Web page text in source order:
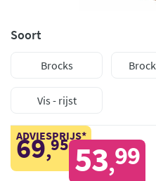
Soort
Brocks
Vis - rijst
ADVIESPRIJS*
69,95 53,99